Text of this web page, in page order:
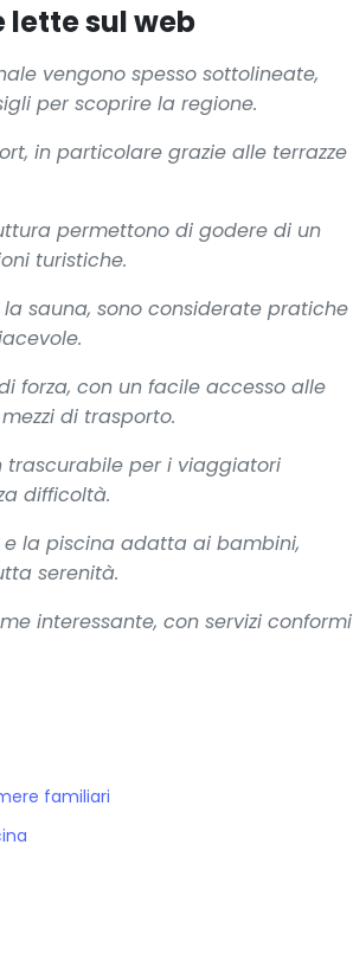
lette sul web
vengono spesso sottolineate,
per scoprire la regione.
in particolare grazie alle terrazze
permettono di godere di un
turistiche.
sauna, sono considerate pratiche
forza, con un facile accesso alle
di trasporto.
per i viaggiatori
difficoltà.
la piscina adatta ai bambini,
serenità.
interessante, con servizi conformi
familiari